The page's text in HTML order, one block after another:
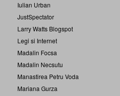
Iulian Urban
JustSpectator
Larry Watts Blogspot
Legi si Internet
Madalin Focsa
Madalin Necsutu
Manastirea Petru Voda
Mariana Gurza